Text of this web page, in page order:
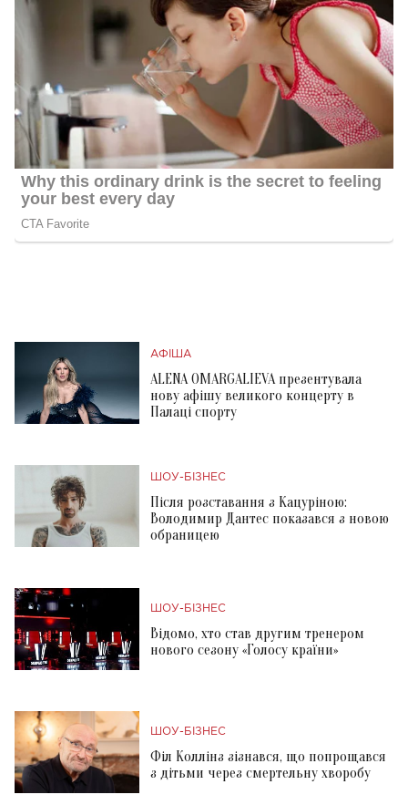
АФІША
ALENA OMARGALIEVA презентувала
нову афішу великого концерту в
Палаці спорту
ШОУ-БІЗНЕС
Після розставання з Кацуріною:
Володимир Дантес показався з новою
обраницею
ШОУ-БІЗНЕС
Відомо, хто став другим тренером
нового сезону «Голосу країни»
ШОУ-БІЗНЕС
Філ Коллінз зізнався, що попрощався
з дітьми через смертельну хворобу